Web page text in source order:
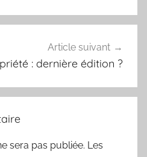
Article suivant
: dernière édition ?
sera pas publiée. Les